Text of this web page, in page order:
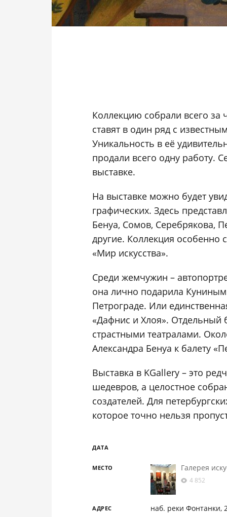
Коллекцию собрали всего за
ставят в один ряд с
Уникальность в её
продали всего одну работу.
выставке.
На выставке можно будет
графических. Здесь
Бенуа, Сомов, Серебрякова,
другие. Коллекция особенно
«Мир искусства».
Среди жемчужин –
она лично подарила
Петрограде. Или
«Дафнис и Хлоя». Отдельный
страстными театралами.
Александра Бенуа к балету
Выставка в KGallery – это
шедевров, а целостное
создателей. Для
которое точно нельзя
ДАТА
МЕСТО Галерея
4 852
АДРЕС наб. реки Фонтанки,